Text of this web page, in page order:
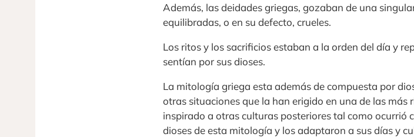
Además, las deidades griegas, gozaban de una
equilibradas, o en su defecto, crueles.
Los ritos y los sacrificios estaban a la orden del día y
sentían por sus dioses.
La mitología griega esta además de compuesta por
otras situaciones que la han erigido en una de las más
inspirado a otras culturas posteriores tal como ocurrió
dioses de esta mitología y los adaptaron a sus días y